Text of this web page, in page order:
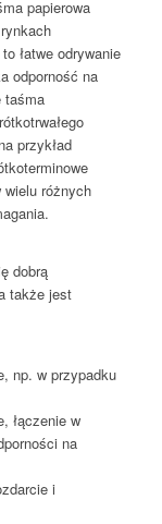
papierowa
łatwe odrywanie
odporność na
taśma
przykład
różnych
dobrą
także jest
np. w przypadku
łączenie w
na
i